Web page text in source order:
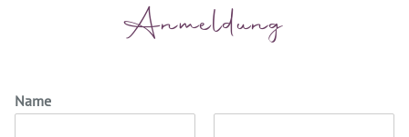
Anmeldung
Name